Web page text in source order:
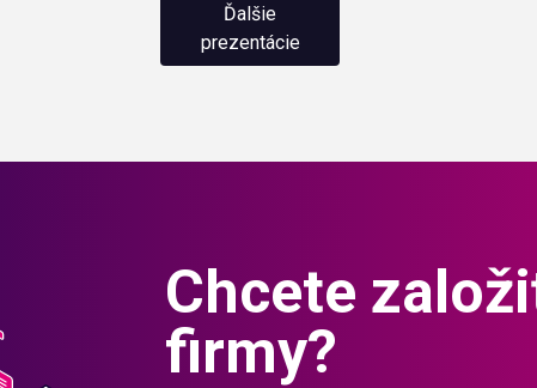
Ďalšie
prezentácie
Chcete
firmy?